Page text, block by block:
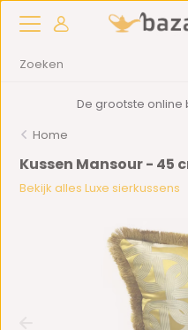
De grootste online
Home
Kussen Mansour - 45
Bekijk alles Luxe sierkussens